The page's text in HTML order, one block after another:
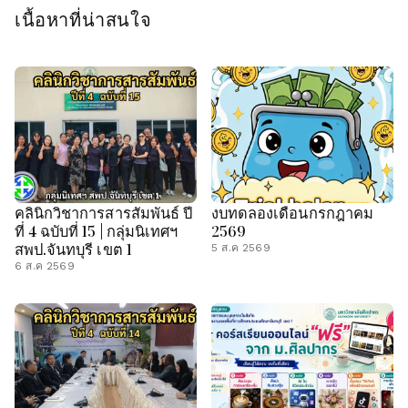
เนื้อหาที่น่าสนใจ
คลินิกวิชาการสารสัมพันธ์ ปี
ที่ 4 ฉบับที่ 15 | กลุ่มนิเทศฯ
สพป.จันทบุรี เขต 1
6 ส.ค 2569
งบทดลองเดือนกรกฎาคม
2569
5 ส.ค 2569